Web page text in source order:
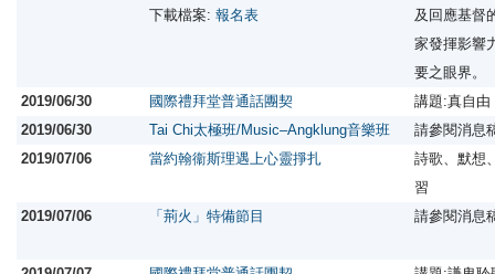
下載檔案: 報名表
及回應基督
家發揮影響
要之眼界。
2019/06/30
國際禮拜堂普通話團契
講題:真自由
2019/06/30
Tai Chi太極班/Music–Angklung音樂班
請參閱消息
2019/07/06
當約翰衞斯理遇上心靈掙扎
詩歌、默想
習
2019/07/06
「荊火」特備節目 請參閱消息